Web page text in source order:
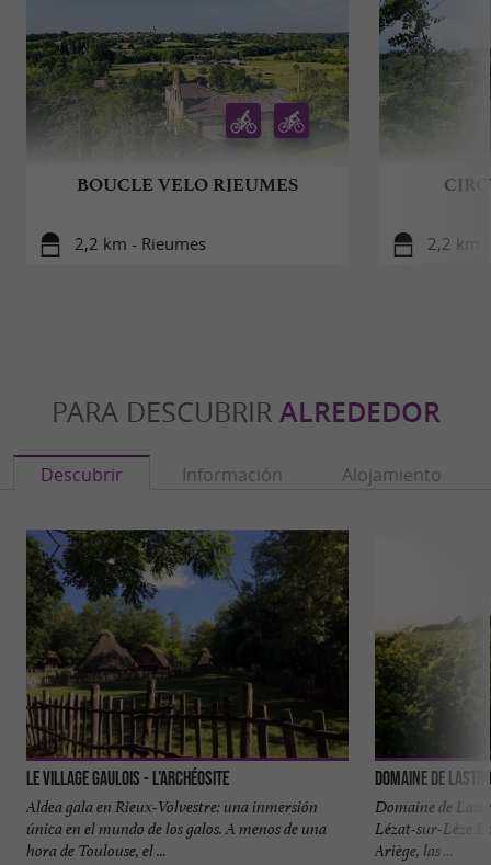
BOUCLE VELO RIEUMES
2,2 km - Rieumes 2,2 km
PARA DESCUBRIR ALREDEDOR
Descubrir Información Alojamiento
Le Village Gaulois - L'Archéosite
Aldea gala en Rieux-Volvestre: una inmersión
única en el mundo de los galos. A menos de una
hora de Toulouse, el ...
Domaine de
Domaine de
Lézat-sur-Lèze
Ariège, las ...